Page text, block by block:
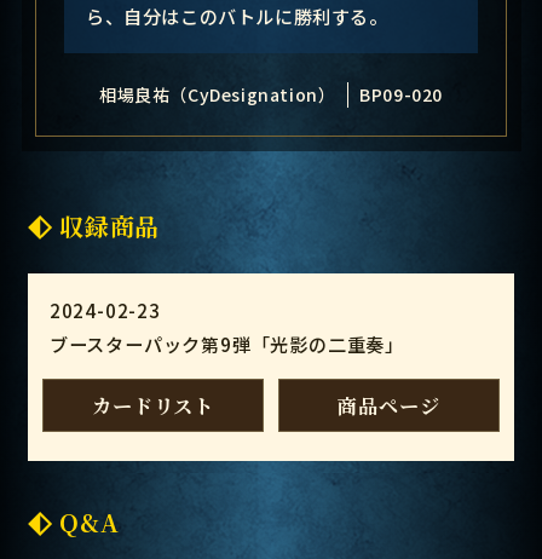
ら、自分はこのバトルに勝利する。
相場良祐（CyDesignation） BP09-020
収録商品
2024-02-23
ブースターパック第9弾「光影の二重奏」
カードリスト 商品ページ
Q&A